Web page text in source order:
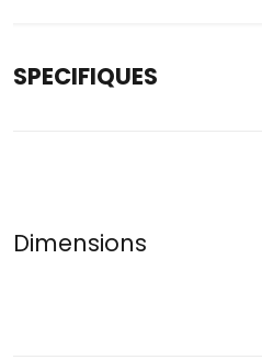
SPECIFIQUES
Dimensions